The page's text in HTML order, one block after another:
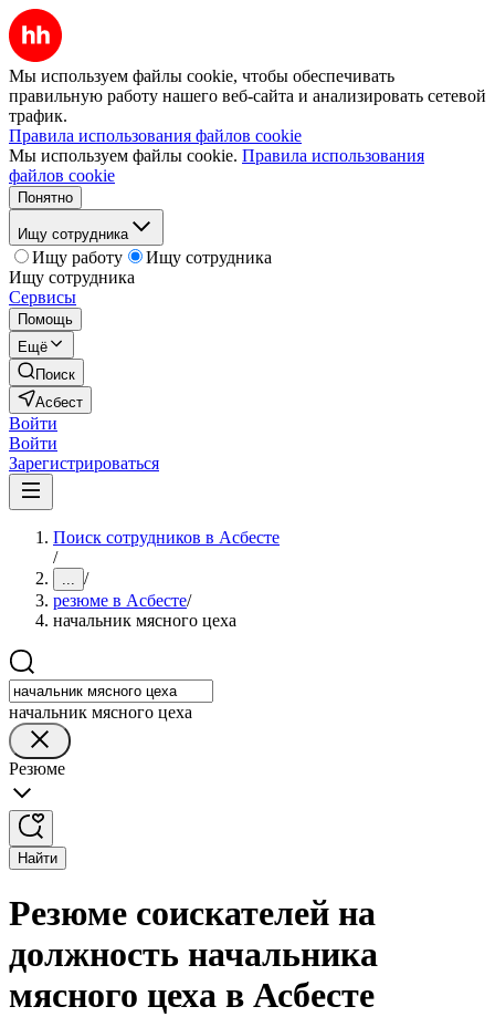
Мы используем файлы cookie, чтобы обеспечивать
правильную работу нашего веб-сайта и анализировать сетевой
трафик.
Правила использования файлов cookie
Мы используем файлы cookie. Правила использования
файлов cookie
Понятно
Ищу сотрудника
Ищу работу
Ищу сотрудника
Ищу сотрудника
Сервисы
Помощь
Ещё
Поиск
Асбест
Войти
Войти
Зарегистрироваться
Поиск сотрудников в Асбесте
/
... /
резюме в Асбесте/
начальник мясного цеха
начальник мясного цеха
Резюме
Найти
Резюме соискателей на
должность начальника
мясного цеха в Асбесте